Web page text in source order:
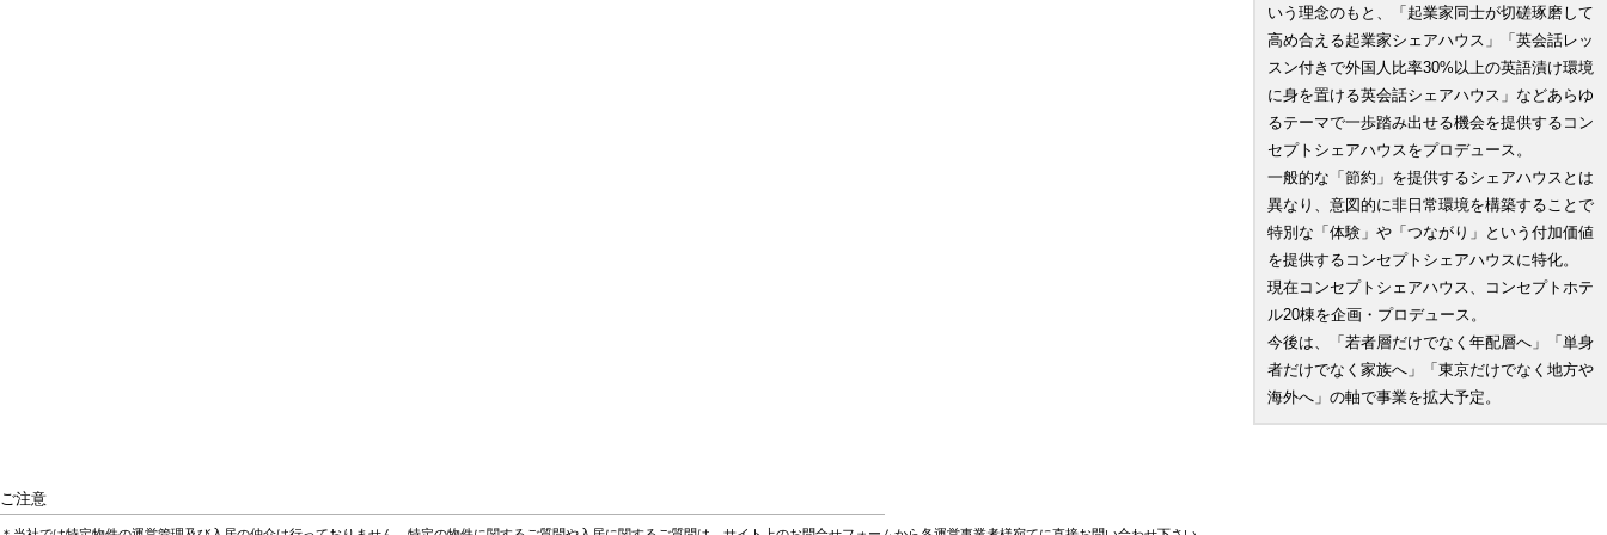
いう理念のもと、「起業家同士が切磋琢磨して
高め合える起業家シェアハウス」「英会話レッ
スン付きで外国人比率30%以上の英語漬け環境
に身を置ける英会話シェアハウス」などあらゆ
るテーマで一歩踏み出せる機会を提供するコン
セプトシェアハウスをプロデュース。
一般的な「節約」を提供するシェアハウスとは
異なり、意図的に非日常環境を構築することで
特別な「体験」や「つながり」という付加価値
を提供するコンセプトシェアハウスに特化。
現在コンセプトシェアハウス、コンセプトホテ
ル20棟を企画・プロデュース。
今後は、「若者層だけでなく年配層へ」「単身
者だけでなく家族へ」「東京だけでなく地方や
海外へ」の軸で事業を拡大予定。
ご注意